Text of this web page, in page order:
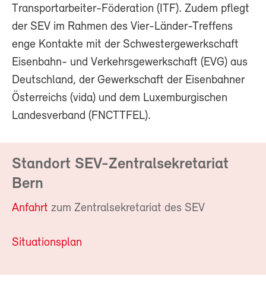
Transportarbeiter-Föderation (ITF). Zudem pflegt
der SEV im Rahmen des Vier-Länder-Treffens
enge Kontakte mit der Schwestergewerkschaft
Eisenbahn- und Verkehrsgewerkschaft (EVG) aus
Deutschland, der Gewerkschaft der Eisenbahner
Österreichs (vida) und dem Luxemburgischen
Landesverband (FNCTTFEL).
Standort SEV-Zentralsekretariat
Bern
Anfahrt zum Zentralsekretariat des SEV
Situationsplan